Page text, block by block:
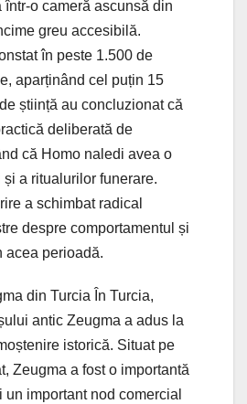
într-o cameră ascunsă din
greu accesibilă.
în peste 1.500 de
aparținând cel puțin 15
știință au concluzionat că
deliberată de
că Homo naledi avea o
a ritualurilor funerare.
a schimbat radical
despre comportamentul și
acea perioadă.
din Turcia În Turcia,
antic Zeugma a adus la
istorică. Situat pe
Zeugma a fost o importantă
important nod comercial